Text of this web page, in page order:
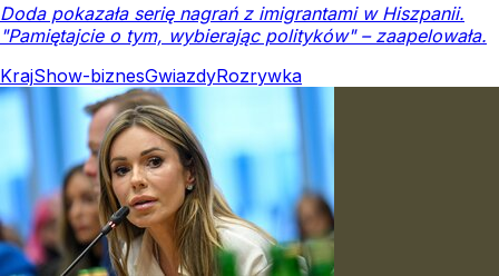
Doda pokazała serię nagrań z imigrantami w Hiszpanii.
"Pamiętajcie o tym, wybierając polityków" – zaapelowała.
KrajShow-biznesGwiazdyRozrywka